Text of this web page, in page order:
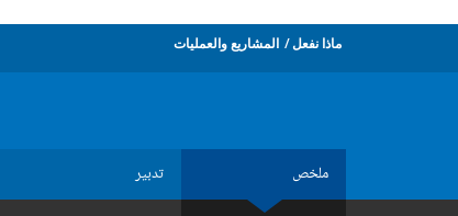
ماذا نفعل المشاريع والعمليات
ملخص تدبير